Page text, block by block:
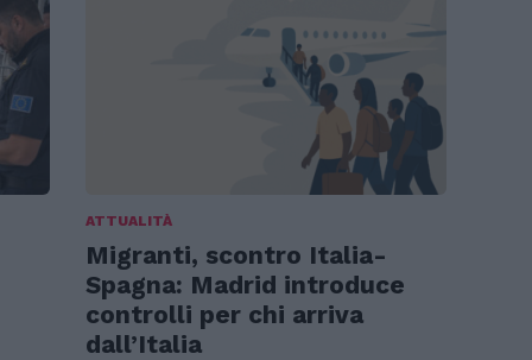
ATTUALITÀ
Migranti, scontro Italia-
Spagna: Madrid introduce
controlli per chi arriva
dall’Italia